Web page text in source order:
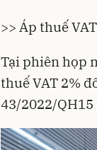
>> Áp thuế
Tại phiên họp
thuế VAT 2%
43/2022/QH15